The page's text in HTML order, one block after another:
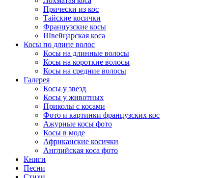
Прически из кос
Тайские косички
Французские косы
Швейцарская коса
Косы по длине волос
Косы на длинные волосы
Косы на короткие волосы
Косы на средние волосы
Галерея
Косы у звезд
Косы у животных
Приколы с косами
Фото и картинки французских кос
Ажурные косы фото
Косы в моде
Африканские косички
Английская коса фото
Книги
Песни